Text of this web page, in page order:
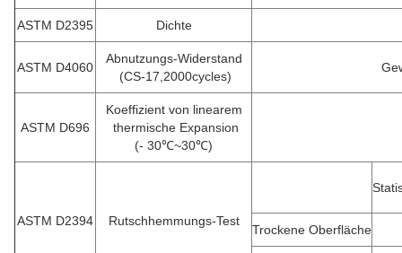
ASTM D2395 Dichte
ASTM D4060
Abnutzungs-Widerstand
(CS-17,2000cycles)
ASTM D696
Koeffizient von linearem
thermische Expansion
(- 30℃~30℃)
ASTM D2394 Rutschhemmungs-Test
Trockene Oberfläche